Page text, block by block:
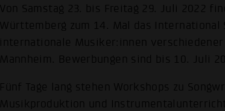
Von Samstag 23. bis Freitag 29. Juli 2022
Württemberg zum 14. Mal das International
internationale Musiker:innen
Mannheim. Bewerbungen sind bis 10. Juli
Fünf Tage lang stehen Workshops zu
Musikproduktion und